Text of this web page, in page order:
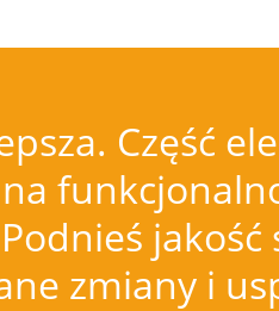
Część
jakość
zmiany i